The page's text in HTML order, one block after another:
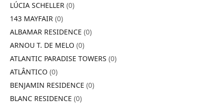
LÚCIA SCHELLER (0)
143 MAYFAIR (0)
ALBAMAR RESIDENCE (0)
ARNOU T. DE MELO (0)
ATLANTIC PARADISE TOWERS (0)
ATLÂNTICO (0)
BENJAMIN RESIDENCE (0)
BLANC RESIDENCE (0)